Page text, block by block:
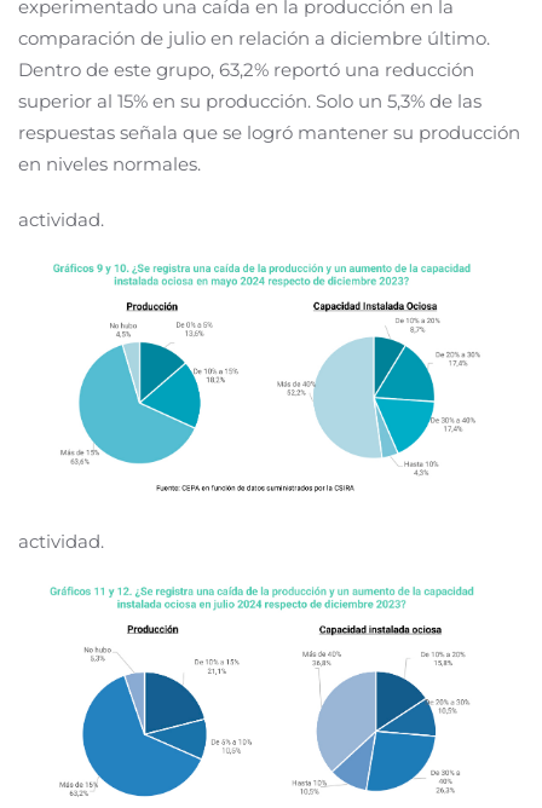
experimentado una caída en la producción en la
comparación de julio en relación a diciembre último.
Dentro de este grupo, 63,2% reportó una reducción
superior al 15% en su producción. Solo un 5,3% de las
respuestas señala que se logró mantener su producción
en niveles normales.
actividad.
actividad.